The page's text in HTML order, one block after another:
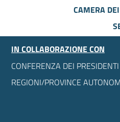
CAMERA
IN COLLABORAZIONE CON
CONFERENZA DEI
REGIONI/PROVINCE